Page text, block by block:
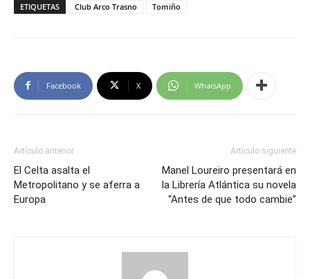
ETIQUETAS Club Arco Trasno Tomiño
Facebook X WhatsApp
Artículo anterior
El Celta asalta el
Metropolitano y se aferra a
Europa
Artículo siguiente
Manel Loureiro presentará en
la Librería Atlántica su novela
“Antes de que todo cambie”